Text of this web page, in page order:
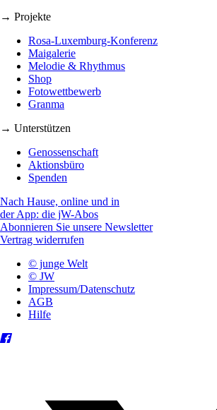
→ Projekte
Rosa-Luxemburg-Konferenz
Maigalerie
Melodie & Rhythmus
Shop
Fotowettbewerb
Granma
→ Unterstützen
Genossenschaft
Aktionsbüro
Spenden
Nach Hause, online und in
der App: die jW-Abos
Abonnieren Sie unsere Newsletter
Vertrag widerrufen
© junge Welt
© JW
Impressum/Datenschutz
AGB
Hilfe